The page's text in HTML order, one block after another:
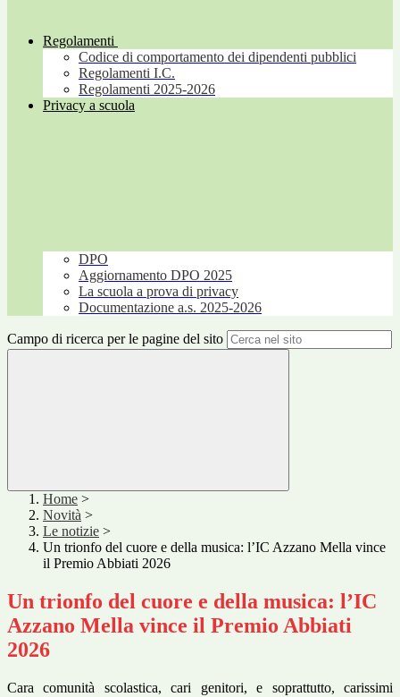
Regolamenti
Codice di comportamento dei dipendenti pubblici
Regolamenti I.C.
Regolamenti 2025-2026
Privacy a scuola
DPO
Aggiornamento DPO 2025
La scuola a prova di privacy
Documentazione a.s. 2025-2026
Campo di ricerca per le pagine del sito
Home >
Novità >
Le notizie >
Un trionfo del cuore e della musica: l’IC Azzano Mella vince
il Premio Abbiati 2026
Un trionfo del cuore e della musica: l’IC
Azzano Mella vince il Premio Abbiati
2026
Cara comunità scolastica, cari genitori, e soprattutto, carissimi